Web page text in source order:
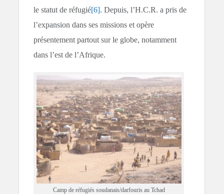
le statut de réfugié[6]. Depuis, l’H.C.R. a pris de
l’expansion dans ses missions et opère
présentement partout sur le globe, notamment
dans l’est de l’Afrique.
Camp de réfugiés soudanais/darfouris au Tchad